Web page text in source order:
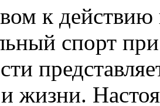
к
спорт
жизни.